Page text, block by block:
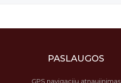
PASLAUGOS
GPS navigacijų atnaujinimas